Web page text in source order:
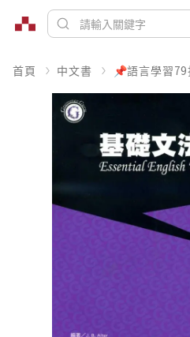
首頁 中文書 📌語言學習